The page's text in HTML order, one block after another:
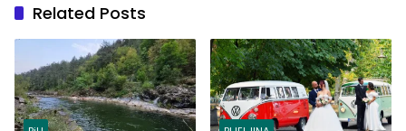
Related Posts